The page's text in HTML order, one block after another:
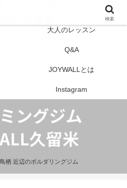
栖 近辺のボルダリングジム
大人のレッスン
Q&A
JOYWALLとは
Instagram
検索